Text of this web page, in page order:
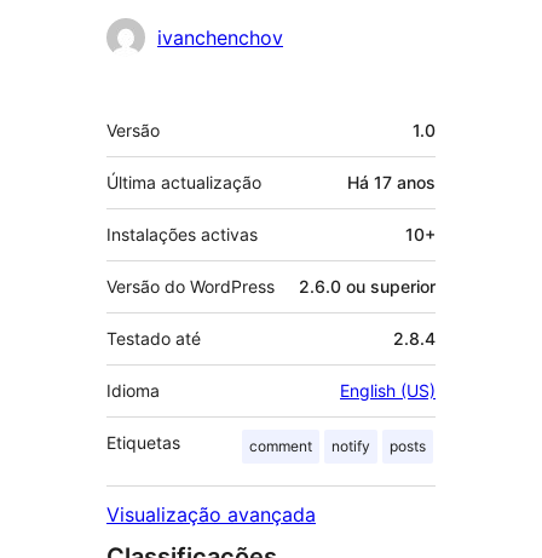
Contribuidores
ivanchenchov
Metadados
Versão 1.0
Última actualização Há 17 anos
Instalações activas 10+
Versão do WordPress 2.6.0 ou superior
Testado até 2.8.4
Idioma English (US)
Etiquetas comment notify posts
Visualização avançada